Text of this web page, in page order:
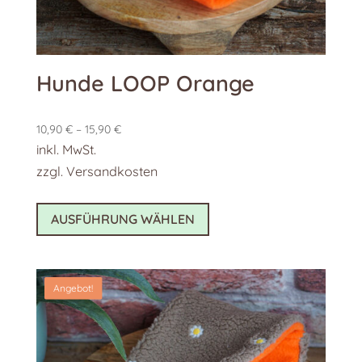
werden
Hunde LOOP Orange
10,90 €– 15,90 €
inkl. MwSt.
zzgl. Versandkosten
AUSFÜHRUNG WÄHLEN
Dieses
mehrere
Varianten
auf.
Die
Angebot!